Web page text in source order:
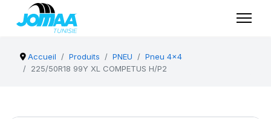
Accueil Produits PNEU
Pneu 4x4
225/50R18 99Y XL COMPETUS H/P2